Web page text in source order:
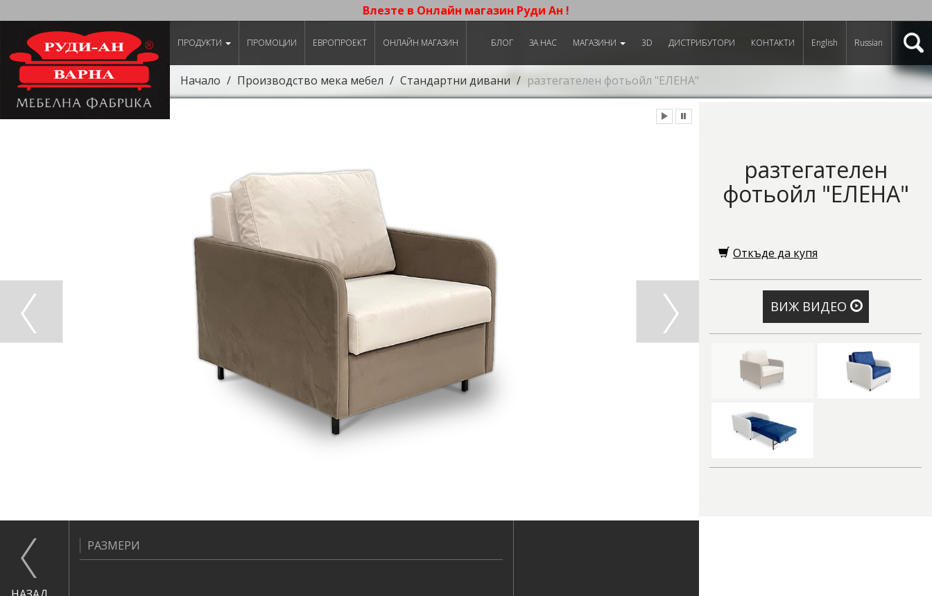
Влезте в Онлайн магазин Руди Ан !
ПРОДУКТИ ПРОМОЦИИ ЕВРОПРОЕКТ ОНЛАЙН МАГАЗИН БЛОГ ЗА НАС МАГАЗИНИ 3D ДИСТРИБУТОРИ КОНТАКТИ English Russian
Начало Производство мека мебел Стандартни дивани разтегателен фотьойл "ЕЛЕНА"
разтегателен
фотьойл "ЕЛЕНА"
Откъде да купя
ВИЖ ВИДЕО
РАЗМЕРИ